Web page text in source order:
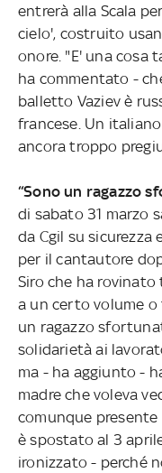
entrerà alla Scala
cielo', costruito
onore. "E' una cosa
ha commentato -
balletto Vaziev è
francese. Un
ancora troppo
“Sono un ragazzo
di sabato 31 marzo
da Cgil su
per il cantautore
Siro che ha
a un certo volume o
un ragazzo
solidarietà ai
ma - ha aggiunto -
madre che voleva
comunque
è spostato al 3
ironizzato - perché